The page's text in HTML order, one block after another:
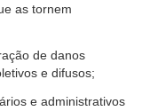
as tornem
de danos
e difusos;
e administrativos